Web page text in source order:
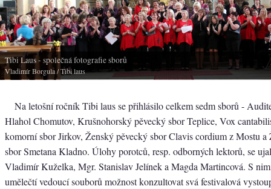
Tibi Laus - společná fotografie sborů
Vladimír Borgula/ Tibi laus
Na letošní ročník Tibi laus se přihlásilo celkem sedm sborů -
Hlahol Chomutov, Krušnohorský pěvecký sbor Teplice, Vox
komorní sbor Jirkov, Ženský pěvecký sbor Clavis cordium z Mostu a
sbor Smetana Kladno. Úlohy porotců, resp. odborných lektorů, se
Vladimír Kuželka, Mgr. Stanislav Jelínek a Magda Martincová. S
umělečtí vedoucí souborů možnost konzultovat svá festivalová